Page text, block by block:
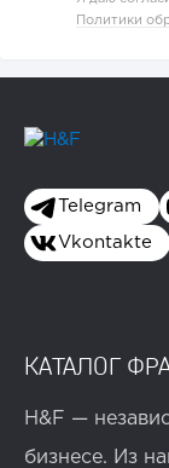
Политики
Telegram
Vkontakte
КАТАЛОГ
H&F —
бизнесе. Из